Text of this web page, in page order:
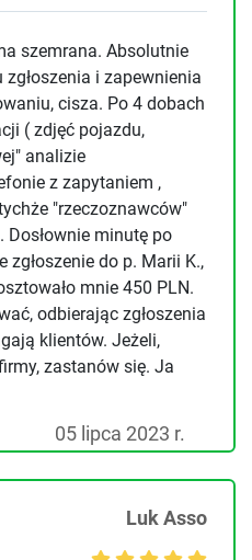
szemrana. Absolutnie
i zapewnienia
cisza. Po 4 dobach
( zdjęć pojazdu,
analizie
z zapytaniem ,
"rzeczoznawców"
minutę po
zgłoszenie do p. Marii K.,
mnie 450 PLN.
odbierając zgłoszenia
klientów. Jeżeli,
zastanów się. Ja
05 lipca 2023 r.
Luk Asso